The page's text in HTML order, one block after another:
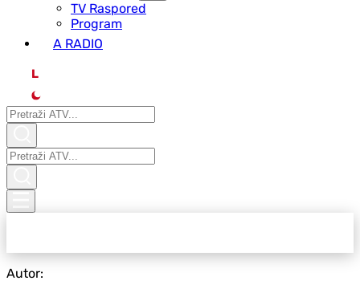
ТV Raspored
Program
A RADIO
L
Autor: